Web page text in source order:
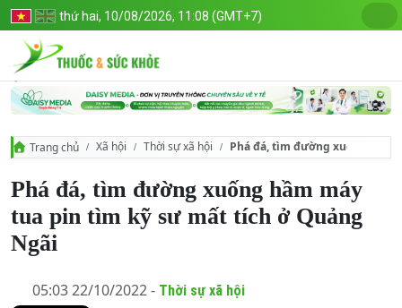
thứ hai, 10/08/2026, 11:08 (GMT+7)
Trang chủ Xã hội Thời sự xã hội Phá đá, tìm đường xuống hầm
Phá đá, tìm đường xuống hầm máy
tua pin tìm kỹ sư mất tích ở Quảng
Ngãi
05:03 22/10/2022 - Thời sự xã hội